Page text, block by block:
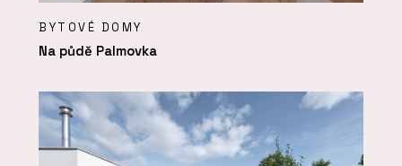
BYTOVÉ DOMY
Na půdě Palmovka